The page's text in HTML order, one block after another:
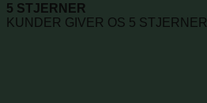
5 STJERNER
KUNDER GIVER OS 5 STJERNER